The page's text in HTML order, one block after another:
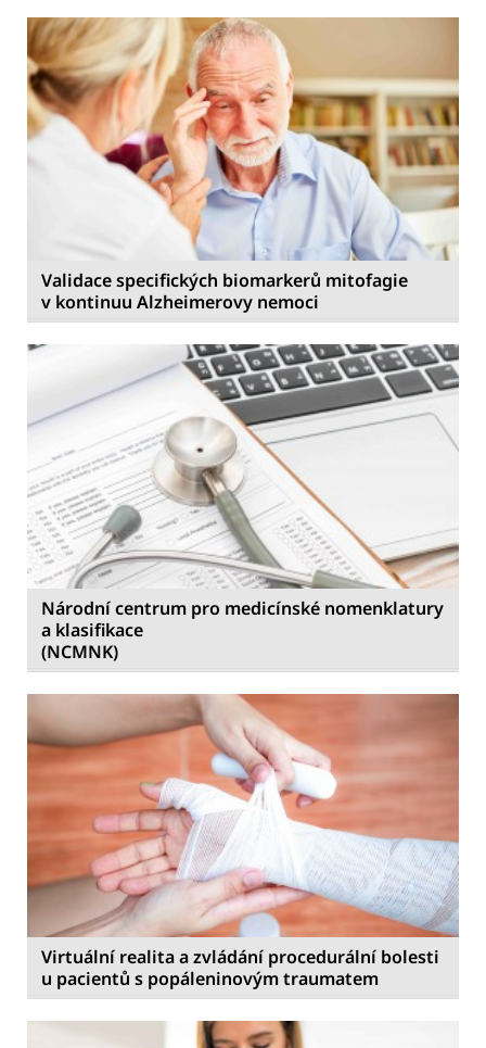
Validace specifických biomarkerů mitofagie
v kontinuu Alzheimerovy nemoci
Národní centrum pro medicínské nomenklatury
a klasifikace
(NCMNK)
Virtuální realita a zvládání procedurální bolesti
u pacientů s popáleninovým traumatem